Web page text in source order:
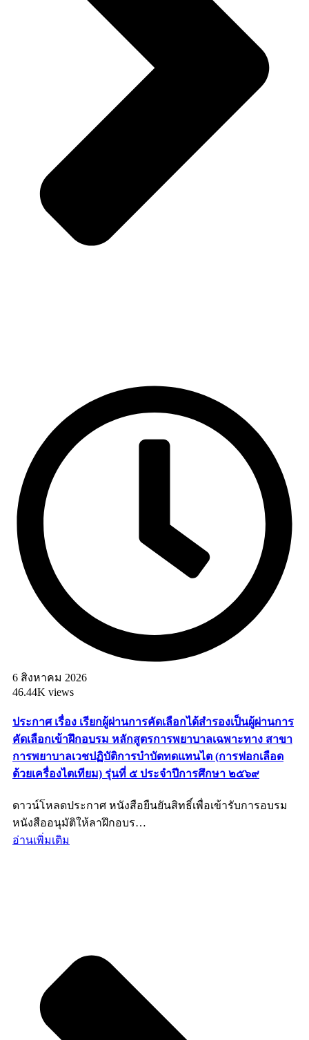
6 สิงหาคม 2026
46.44K views
ประกาศ เรื่อง เรียกผู้ผ่านการคัดเลือกได้สำรองเป็นผู้ผ่านการ
คัดเลือกเข้าฝึกอบรม หลักสูตรการพยาบาลเฉพาะทาง สาขา
การพยาบาลเวชปฏิบัติการบำบัดทดแทนไต (การฟอกเลือด
ด้วยเครื่องไตเทียม) รุ่นที่ ๕ ประจำปีการศึกษา ๒๕๖๙
ดาวน์โหลดประกาศ หนังสือยืนยันสิทธิ์เพื่อเข้ารับการอบรม
หนังสืออนุมัติให้ลาฝึกอบร…
อ่านเพิ่มเติม